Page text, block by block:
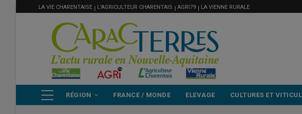
MENU
FILIÈRE
LA VIE CHARENTAISE L'AGRICULTEUR CHARENTAIS AGRI79 LA VIENNE RURALE
PRINCIPALE
RÉGION FRANCE / MONDE ELEVAGE CULTURES ET